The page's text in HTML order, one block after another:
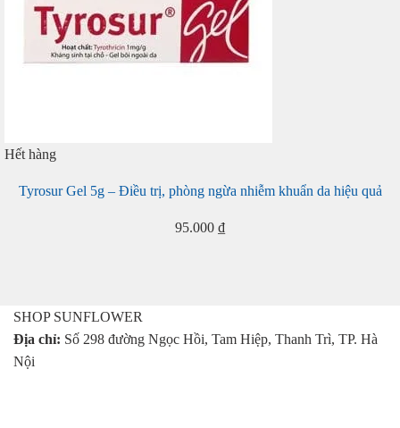
Hết hàng
Tyrosur Gel 5g – Điều trị, phòng ngừa nhiễm khuẩn da hiệu quả
95.000 ₫
SHOP SUNFLOWER
Địa chỉ: Số 298 đường Ngọc Hồi, Tam Hiệp, Thanh Trì, TP. Hà
Nội